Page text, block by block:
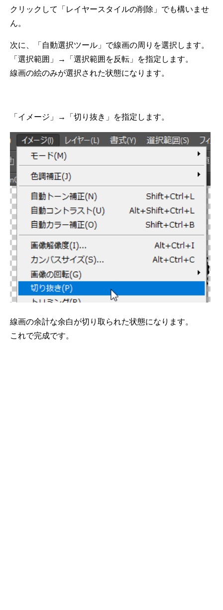
クリックして「レイヤースタイルの削除」でも構いませ
ん。
次に、「自動選択ツール」で線画の周りを選択します。
「選択範囲」→「選択範囲を反転」を指定します。
線画の絵のみが選択された状態になります。
「イメージ」→「切り抜き」を指定します。
線画の余計な余白が切り取られた状態になります。
これで完成です。